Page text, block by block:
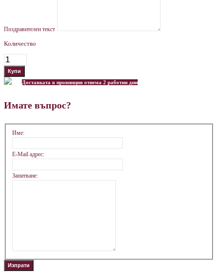
Поздравителен текст
Количество
Доставката в провинция отнема 2 работни дни
Имате въпрос?
Име:
E-Mail адрес:
Запитване: